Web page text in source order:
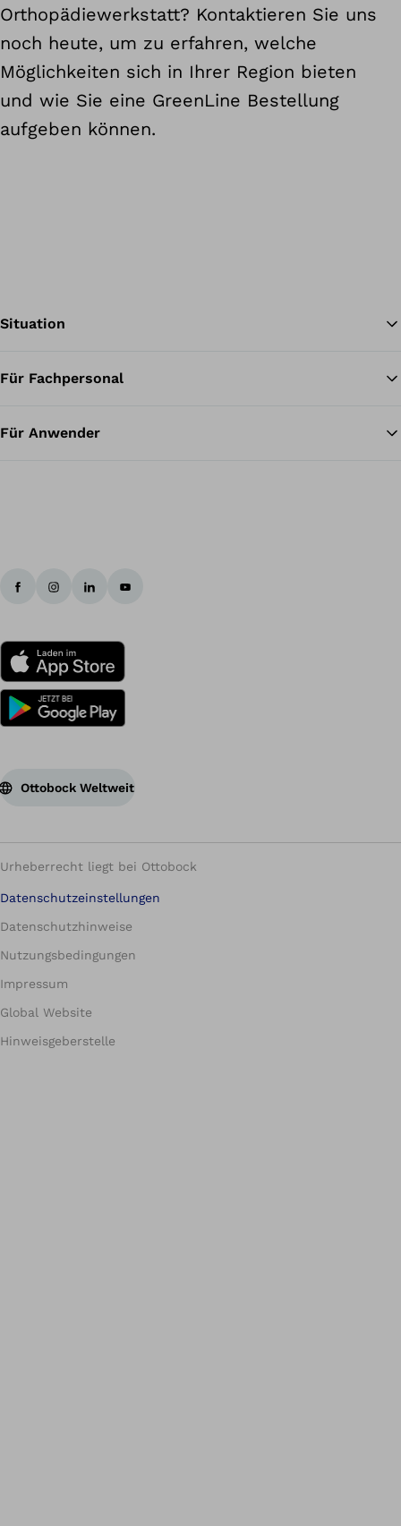
Orthopädiewerkstatt? Kontaktieren Sie uns
noch heute, um zu erfahren, welche
Möglichkeiten sich in Ihrer Region bieten
und wie Sie eine GreenLine Bestellung
aufgeben können.
Situation
Für Fachpersonal
Für Anwender
Ottobock Weltweit
Urheberrecht liegt bei Ottobock
Datenschutzeinstellungen
Datenschutzhinweise
Nutzungsbedingungen
Impressum
Global Website
Hinweisgeberstelle